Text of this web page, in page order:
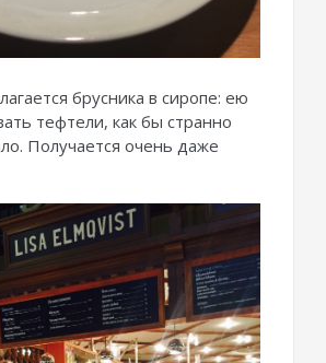
брусника в сиропе: ею
тефтели, как бы странно
Получается очень даже